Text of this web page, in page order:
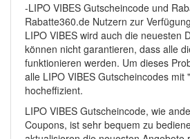
-LIPO VIBES Gutscheincode und
Rabatte360.de Nutzern zur
LIPO VIBES wird auch die neuesten
können nicht garantieren, dass alle
funktionieren werden. Um dieses
alle LIPO VIBES Gutscheincodes mit
hocheffizient.
LIPO VIBES Gutscheincode, wie
Coupons, ist sehr bequem zu